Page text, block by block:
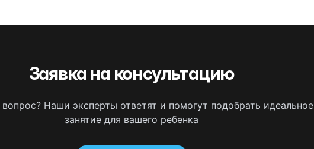
Заявка на консультацию
вопрос? Наши эксперты ответят и помогут подобрать идеальное
занятие для вашего ребенка